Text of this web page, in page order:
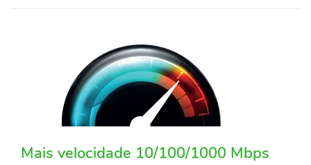
Mais velocidade 10/100/1000 Mbps